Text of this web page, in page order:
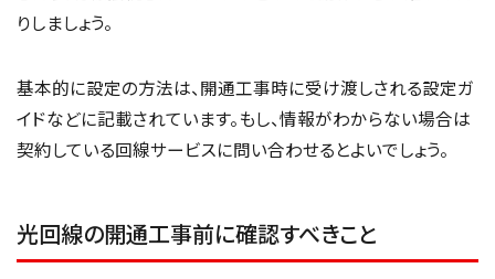
りしましょう。
基本的に設定の方法は、開通工事時に受け渡しされる設定ガ
イドなどに記載されています。もし、情報がわからない場合は
契約している回線サービスに問い合わせるとよいでしょう。
光回線の開通工事前に確認すべきこと